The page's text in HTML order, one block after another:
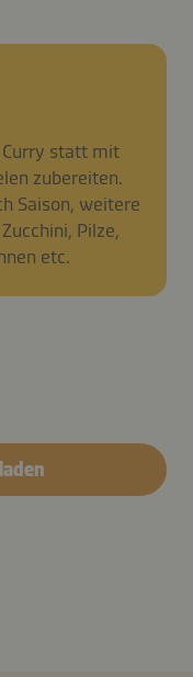
Curry statt mit
zubereiten.
Saison, weitere
Pilze,
etc.